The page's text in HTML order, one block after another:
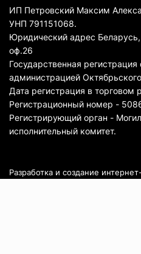
ИП Петровский Максим
УНП 791151068.
Юридический адрес
оф.26
Государственная
администрацией
Дата регистрация в торговом
Регистрационный номер -
Регистрирующий орган -
исполнительный комитет.
Разработка и создание